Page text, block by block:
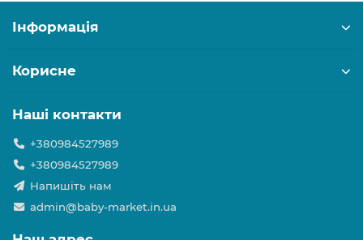
Інформація
Корисне
Наші контакти
+380984527989
+380984527989
Напишіть нам
admin@baby-market.in.ua